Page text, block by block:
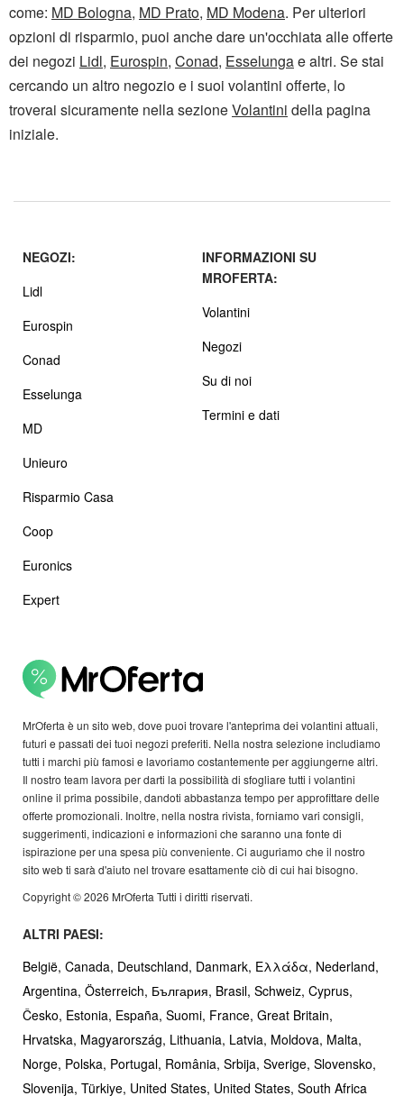
come: MD Bologna, MD Prato, MD Modena. Per ulteriori
opzioni di risparmio, puoi anche dare un'occhiata alle offerte
dei negozi Lidl, Eurospin, Conad, Esselungae altri. Se stai
cercando un altro negozio e i suoi volantini offerte, lo
troverai sicuramente nella sezioneVolantini della pagina
iniziale.
MrOferta è un sito web, dove puoi trovare l'anteprima dei volantini attuali,
futuri e passati dei tuoi negozi preferiti. Nella nostra selezione includiamo
tutti i marchi più famosi e lavoriamo costantemente per aggiungerne altri.
Il nostro team lavora per darti la possibilità di sfogliare tutti i volantini
online il prima possibile, dandoti abbastanza tempo per approfittare delle
offerte promozionali. Inoltre, nella nostra rivista, forniamo vari consigli,
suggerimenti, indicazioni e informazioni che saranno una fonte di
ispirazione per una spesa più conveniente. Ci auguriamo che il nostro
sito web ti sarà d'aiuto nel trovare esattamente ciò di cui hai bisogno.
Copyright © 2026 MrOferta Tutti i diritti riservati.
NEGOZI:
Lidl
Eurospin
Conad
Esselunga
MD
Unieuro
Risparmio Casa
Coop
Euronics
Expert
INFORMAZIONI SU
MROFERTA:
Volantini
Negozi
Su di noi
Termini e dati
ALTRI PAESI:
België, Canada, Deutschland, Danmark, Ελλάδα, Nederland,
Argentina, Österreich, България, Brasil, Schweiz, Cyprus,
Česko, Estonia, España, Suomi, France, Great Britain,
Hrvatska, Magyarország, Lithuania, Latvia, Moldova, Malta,
Norge, Polska, Portugal, România, Srbija, Sverige, Slovensko,
Slovenija, Türkiye, United States, United States, South Africa